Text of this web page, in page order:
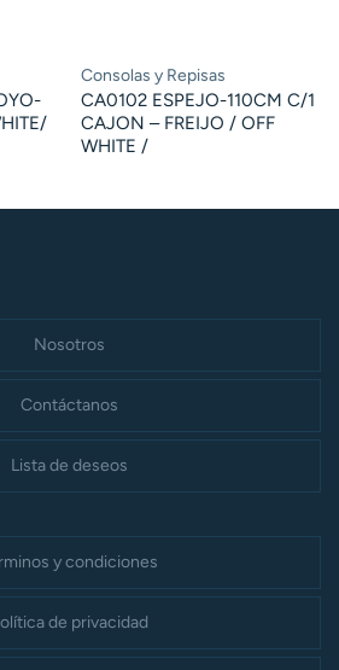
Consolas y Repisas
CA0102 ESPEJO-110CM C/1
CAJON – FREIJO / OFF
WHITE /
Nosotros
Contáctanos
Lista de deseos
y condiciones
de privacidad